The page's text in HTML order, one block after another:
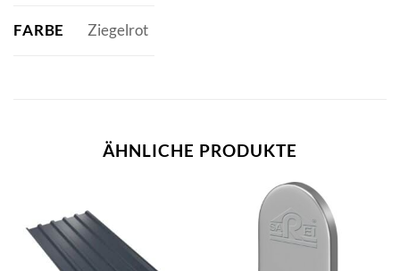
FARBE Ziegelrot
ÄHNLICHE PRODUKTE